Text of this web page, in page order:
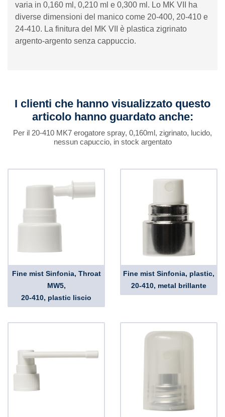
varia in 0,160 ml, 0,210 ml e 0,300 ml. Lo MK VII ha
diverse dimensioni del manico come 20-400, 20-410 e
24-410. La finitura del MK VII è plastica zigrinato
argento-argento senza cappuccio.
I clienti che hanno visualizzato questo
articolo hanno guardato anche:
Per il 20-410 MK7 erogatore spray, 0,160ml, zigrinato, lucido,
nessun capuccio, in stock argentato
Fine mist Sinfonia, Throat
MW5,
20-410, plastic liscio
Fine mist Sinfonia, plastic,
20-410, metal brillante